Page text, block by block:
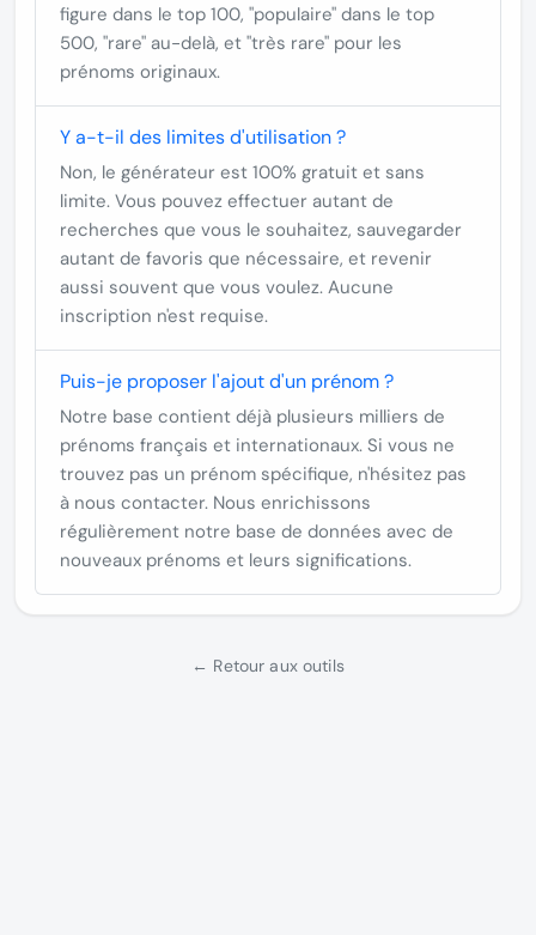
figure dans le top 100, "populaire" dans le top
500, "rare" au-delà, et "très rare" pour les
prénoms originaux.
Y a-t-il des limites d'utilisation ?
Non, le générateur est 100% gratuit et sans
limite. Vous pouvez effectuer autant de
recherches que vous le souhaitez, sauvegarder
autant de favoris que nécessaire, et revenir
aussi souvent que vous voulez. Aucune
inscription n'est requise.
Puis-je proposer l'ajout d'un prénom ?
Notre base contient déjà plusieurs milliers de
prénoms français et internationaux. Si vous ne
trouvez pas un prénom spécifique, n'hésitez pas
à nous contacter. Nous enrichissons
régulièrement notre base de données avec de
nouveaux prénoms et leurs significations.
← Retour aux outils